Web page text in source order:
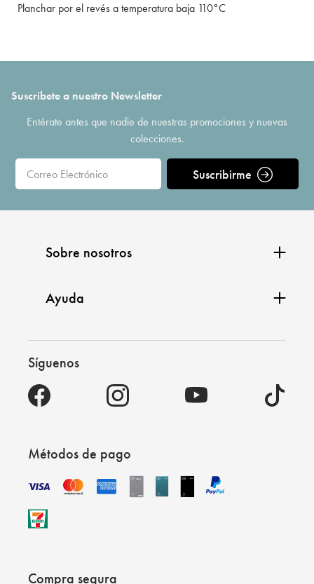
Planchar por el revés a temperatura baja 110°C
Suscríbete a nuestro Newsletter
Entérate antes que nadie de nuestras promociones y nuevas
colecciones.
Suscribirme
Sobre nosotros
Ayuda
Síguenos
Métodos de pago
Compra segura